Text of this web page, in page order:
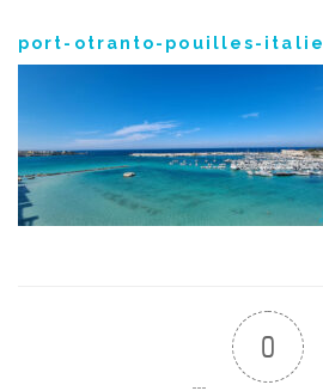
port-otranto-pouilles-italie
0